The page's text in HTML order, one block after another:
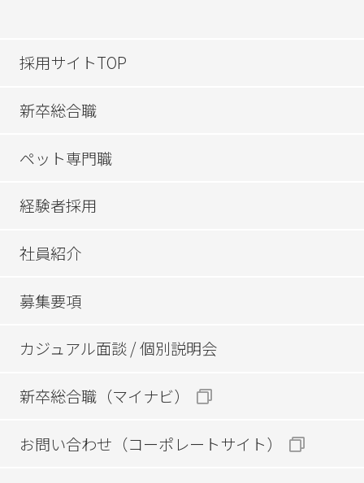
採用サイトTOP
新卒総合職
ペット専門職
経験者採用
社員紹介
募集要項
カジュアル面談 / 個別説明会
新卒総合職（マイナビ）
お問い合わせ（コーポレートサイト）